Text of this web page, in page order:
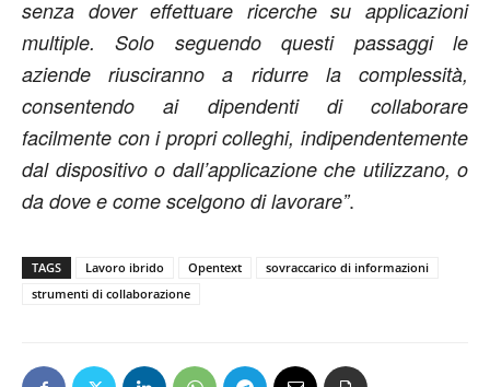
senza dover effettuare ricerche su applicazioni
multiple. Solo seguendo questi passaggi le
aziende riusciranno a ridurre la complessità,
consentendo ai dipendenti di collaborare
facilmente con i propri colleghi, indipendentemente
dal dispositivo o dall’applicazione che utilizzano, o
da dove e come scelgono di lavorare”.
TAGS Lavoro ibrido Opentext
sovraccarico di informazioni
strumenti di collaborazione